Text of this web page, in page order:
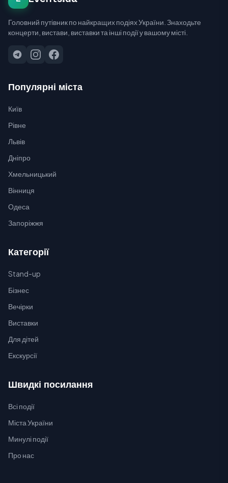
Головний путівник по найкращих подіях України. Знаходьте
концерти, вистави, виставки та інші події у вашому місті.
Популярні міста
Київ
Рівне
Львів
Дніпро
Хмельницький
Вінниця
Одеса
Запоріжжя
Категорії
Stand-up
Бізнес
Вечірки
Виставки
Для дітей
Екскурсії
Швидкі посилання
Всі події
Міста України
Минулі події
Про нас